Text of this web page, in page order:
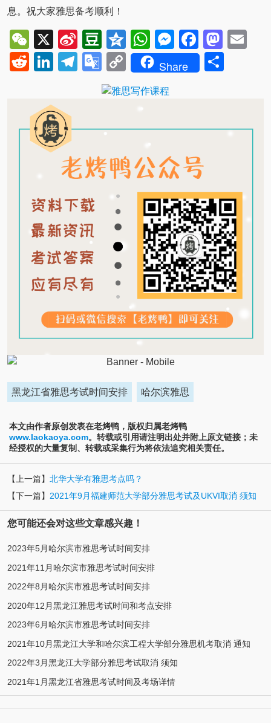
息。祝大家雅思备考顺利！
WeChat
X Sina
Weibo
Douban
Qzone
WhatsApp
Messenger
Reddit
LinkedIn
Telegram
Google
Translate
Copy
Link
Share
黑龙江省雅思考试时间安排 哈尔滨雅思
本文由作者原创发表在老烤鸭，版权归属老烤鸭
www.laokaoya.com。转载或引用请注明出处并附上原文链接；未
经授权的大量复制、转载或采集行为将依法追究相关责任。
【上一篇】 北华大学有雅思考点吗？
【下一篇】 2021年9月福建师范大学部分雅思考试及UKVI取消 须知
您可能还会对这些文章感兴趣！
2023年5月哈尔滨市雅思考试时间安排
2021年11月哈尔滨市雅思考试时间安排
2022年8月哈尔滨市雅思考试时间安排
2020年12月黑龙江雅思考试时间和考点安排
2023年6月哈尔滨市雅思考试时间安排
2021年10月黑龙江大学和哈尔滨工程大学部分雅思机考取消 通知
2022年3月黑龙江大学部分雅思考试取消 须知
2021年1月黑龙江省雅思考试时间及考场详情